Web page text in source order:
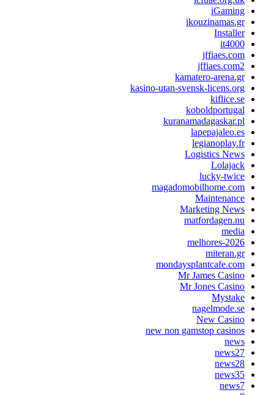
iGaming
ikouzinamas.gr
Installer
it4000
jffiaes.com
jffiaes.com2
kamatero-arena.gr
kasino-utan-svensk-licens.org
kiflice.se
koboldportugal
kuranamadagaskar.pl
lapepajaleo.es
legianoplay.fr
Logistics News
Lolajack
lucky-twice
magadomobilhome.com
Maintenance
Marketing News
matfordagen.nu
media
melhores-2026
miteran.gr
mondaysplantcafe.com
Mr James Casino
Mr Jones Casino
Mystake
nagelmode.se
New Casino
new non gamstop casinos
news
news27
news28
news35
news7